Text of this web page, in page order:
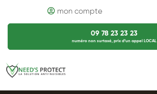
mon compte
09 78 23 23 23
numéro non surtaxé, prix d’un appel LOCAL